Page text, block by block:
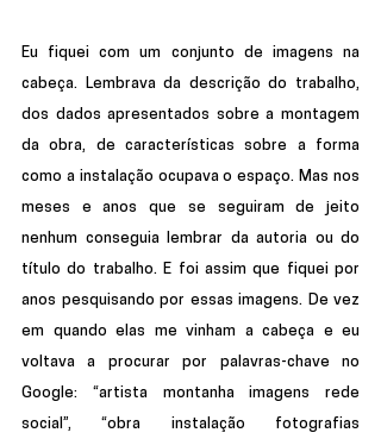
Eu fiquei com um conjunto de imagens na
cabeça. Lembrava da descrição do trabalho,
dos dados apresentados sobre a montagem
da obra, de características sobre a forma
como a instalação ocupava o espaço. Mas nos
meses e anos que se seguiram de jeito
nenhum conseguia lembrar da autoria ou do
título do trabalho. E foi assim que fiquei por
anos pesquisando por essas imagens. De vez
em quando elas me vinham a cabeça e eu
voltava a procurar por palavras-chave no
Google: “artista montanha imagens rede
social”, “obra instalação fotografias